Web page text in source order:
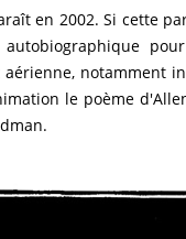
en 2002. Si cette
notamment
le poème